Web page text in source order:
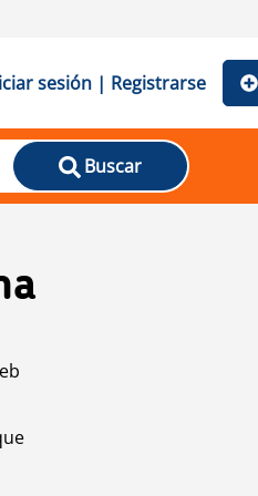
sesión | Registrarse
Buscar